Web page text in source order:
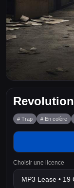
Revolution
# Trap # En colère
Choisir une licence